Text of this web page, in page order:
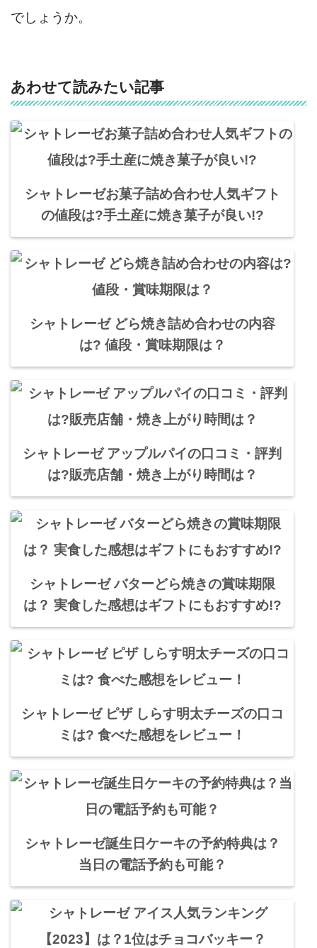
でしょうか。
あわせて読みたい記事
シャトレーゼお菓子詰め合わせ人気ギフト
の値段は?手土産に焼き菓子が良い!?
シャトレーゼ どら焼き詰め合わせの内容
は? 値段・賞味期限は？
シャトレーゼ アップルパイの口コミ・評判
は?販売店舗・焼き上がり時間は？
シャトレーゼ バターどら焼きの賞味期限
は？ 実食した感想はギフトにもおすすめ!?
シャトレーゼ ピザ しらす明太チーズの口コ
ミは? 食べた感想をレビュー！
シャトレーゼ誕生日ケーキの予約特典は？
当日の電話予約も可能？